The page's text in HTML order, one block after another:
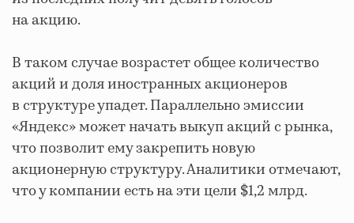
на акцию.
В таком случае возрастет общее количество
акций и доля иностранных акционеров
в структуре упадет. Параллельно эмиссии
«Яндекс» может начать выкуп акций с рынка,
что позволит ему закрепить новую
акционерную структуру. Аналитики отмечают,
что у компании есть на эти цели $1,2 млрд.